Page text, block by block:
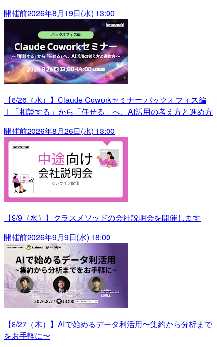
開催前2026年8月19日(水) 13:00
【8/26（水）】Claude Coworkセミナー バックオフィス編
｜「相談する」から「任せる」へ、AI活用の考え方と進め方
開催前2026年8月26日(水) 13:00
【9/9（水）】クラスメソッドの会社説明会を開催します
開催前2026年9月9日(水) 18:00
【8/27（木）】AIで始めるデータ利活用〜集約から分析まで
をお手軽に〜